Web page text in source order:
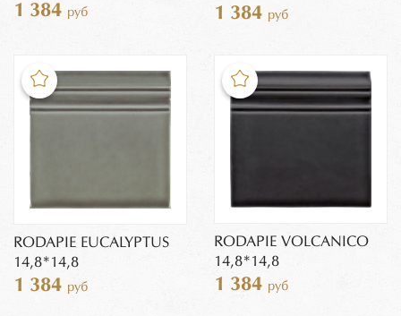
1 384 руб 1 384 руб
RODAPIE EUCALYPTUS
14,8*14,8
1 384 руб
RODAPIE VOLCANICO
14,8*14,8
1 384 руб